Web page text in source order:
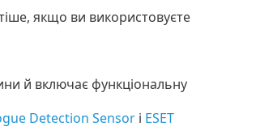
якщо ви використовуєте
й включає функціональну
Detection Sensorі ESET